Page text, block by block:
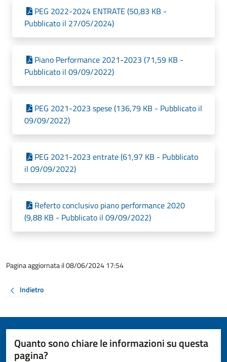
PEG 2022-2024 ENTRATE (50,83 KB -
Pubblicato il 27/05/2024)
Piano Performance 2021-2023 (71,59 KB -
Pubblicato il 09/09/2022)
PEG 2021-2023 spese (136,79 KB - Pubblicato il
09/09/2022)
PEG 2021-2023 entrate (61,97 KB - Pubblicato
il 09/09/2022)
Referto conclusivo piano performance 2020
(9,88 KB - Pubblicato il 09/09/2022)
Pagina aggiornata il 08/06/2024 17:54
Indietro
Quanto sono chiare le informazioni su questa
pagina?